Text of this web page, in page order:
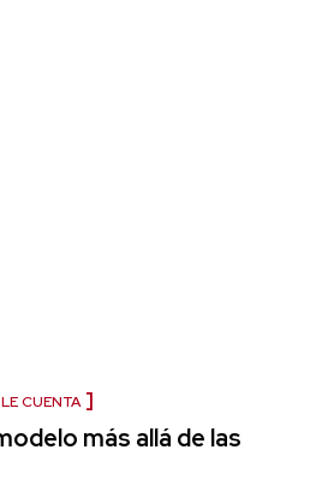
CUENTA
más allá de las